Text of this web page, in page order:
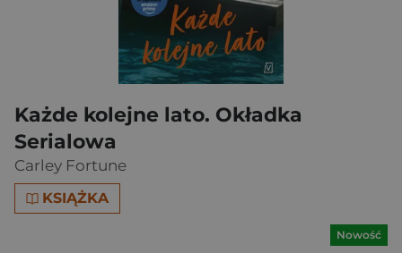
Każde kolejne lato. Okładka
Serialowa
Carley Fortune
KSIĄŻKA
Nowość